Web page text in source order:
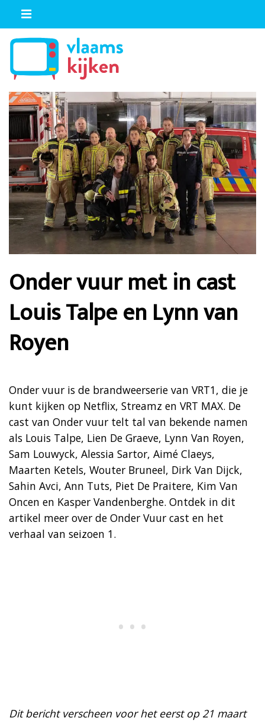
Onder vuur met in cast
Louis Talpe en Lynn van
Royen
Onder vuur is de brandweerserie van VRT1, die je
kunt kijken op Netflix, Streamz en VRT MAX. De
cast van Onder vuur telt tal van bekende namen
als Louis Talpe, Lien De Graeve, Lynn Van Royen,
Sam Louwyck, Alessia Sartor, Aimé Claeys,
Maarten Ketels, Wouter Bruneel, Dirk Van Dijck,
Sahin Avci, Ann Tuts, Piet De Praitere, Kim Van
Oncen en Kasper Vandenberghe. Ontdek in dit
artikel meer over de Onder Vuur cast en het
verhaal van seizoen 1.
Dit bericht verscheen voor het eerst op 21 maart